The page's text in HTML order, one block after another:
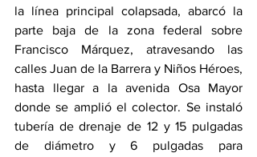
la línea principal colapsada, abarcó la
parte baja de la zona federal sobre
Francisco Márquez, atravesando las
calles Juan de la Barrera y Niños Héroes,
hasta llegar a la avenida Osa Mayor
donde se amplió el colector. Se instaló
tubería de drenaje de 12 y 15 pulgadas
de diámetro y 6 pulgadas para